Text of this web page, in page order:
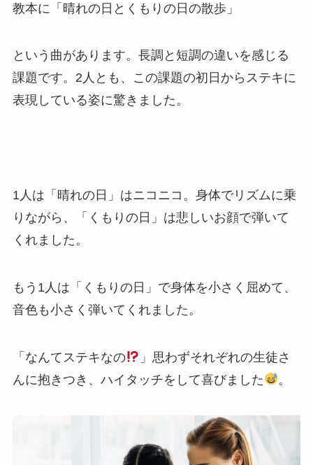
教本に「晴れの日とくもりの日の散歩」
という曲があります。長調と短調の違いを感じる
課題です。2人とも、この課題の初日からステキに
表現している姿に驚きました。
1人は「晴れの日」はニコニコ。身体でリズムに乗
りながら、「くもりの日」は悲しいお顔で弾いて
くれました。
もう1人は「くもりの日」で身体を小さく屈めて、
音色も小さく弾いてくれました。
「なんてステキなの
」思わずそれぞれの生徒さ
んに抱きつき、ハイタッチをして喜びました
。